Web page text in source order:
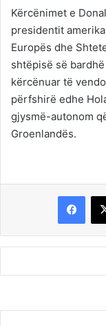
Kërcënimet e
presidentit
Europës dhe
shtëpisë së
kërcënuar të
përfshirë edhe
gjysmë-autonom
Groenlandës.